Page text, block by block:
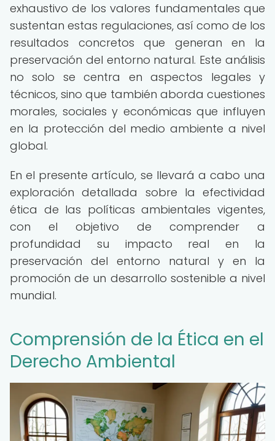
exhaustivo de los valores fundamentales que
sustentan estas regulaciones, así como de los
resultados concretos que generan en la
preservación del entorno natural. Este análisis
no solo se centra en aspectos legales y
técnicos, sino que también aborda cuestiones
morales, sociales y económicas que influyen
en la protección del medio ambiente a nivel
global.
En el presente artículo, se llevará a cabo una
exploración detallada sobre la efectividad
ética de las políticas ambientales vigentes,
con el objetivo de comprender a
profundidad su impacto real en la
preservación del entorno natural y en la
promoción de un desarrollo sostenible a nivel
mundial.
Comprensión de la Ética en el
Derecho Ambiental